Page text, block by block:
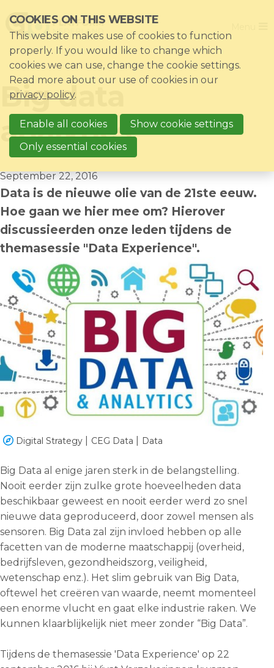
links
Jump
to
navigation
Jump
main
content
Big data
analytics
September 22, 2016
Data is de nieuwe olie van de 21ste eeuw.
Hoe gaan we hier mee om? Hierover
discussieerden onze leden tijdens de
themasessie "Data Experience".
Digital Strategy CEG Data Data
Big Data al enige jaren sterk in de belangstelling.
Nooit eerder zijn zulke grote hoeveelheden data
beschikbaar geweest en nooit eerder werd zo snel
nieuwe data geproduceerd, door zowel mensen als
sensoren. Big Data zal zijn invloed hebben op alle
facetten van de moderne maatschappij (overheid,
bedrijfsleven, gezondheidszorg, veiligheid,
wetenschap enz.). Het slim gebruik van Big Data,
oftewel het creëren van waarde, neemt momenteel
een enorme vlucht en gaat elke industrie raken. We
kunnen klaarblijkelijk niet meer zonder “Big Data”.
Tijdens de themasessie 'Data Experience' op 22
Home
Association
Impacts
News & Knowledgebase
Event list
Login for members: My CIO
English
Dutch
COOKIES ON THIS WEBSITE
This website makes use of cookies to function
properly. If you would like to change which
cookies we can use, change the cookie settings.
Read more about our use of cookies in our
privacy policy.
Enable all cookies
Show cookie settings
Only essential cookies